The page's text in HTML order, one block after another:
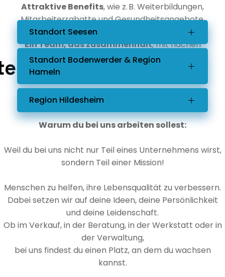
Attraktive Benefits, wie z. B. Weiterbildungen,
Mitarbeiterrabatte und Gesundheitsangebote.
Ein Team, das zusammenhält, mit flachen
Hierarchien und echtem Miteinander.
Standort Seesen
Standort Bodenwerder & Region
Hameln
Region Hildesheim
Warum du bei uns arbeiten sollest:
Weil du bei uns nicht nur Teil eines Unternehmens wirst,
sondern Teil einer Mission!
Menschen zu helfen, ihre Lebensqualität zu verbessern.
Dabei setzen wir auf deine Ideen, deine Persönlichkeit
und deine Leidenschaft.
Ob im Verkauf, in der Beratung, in der Werkstatt oder in
der Verwaltung,
bei uns findest du einen Platz, an dem du wachsen
kannst.